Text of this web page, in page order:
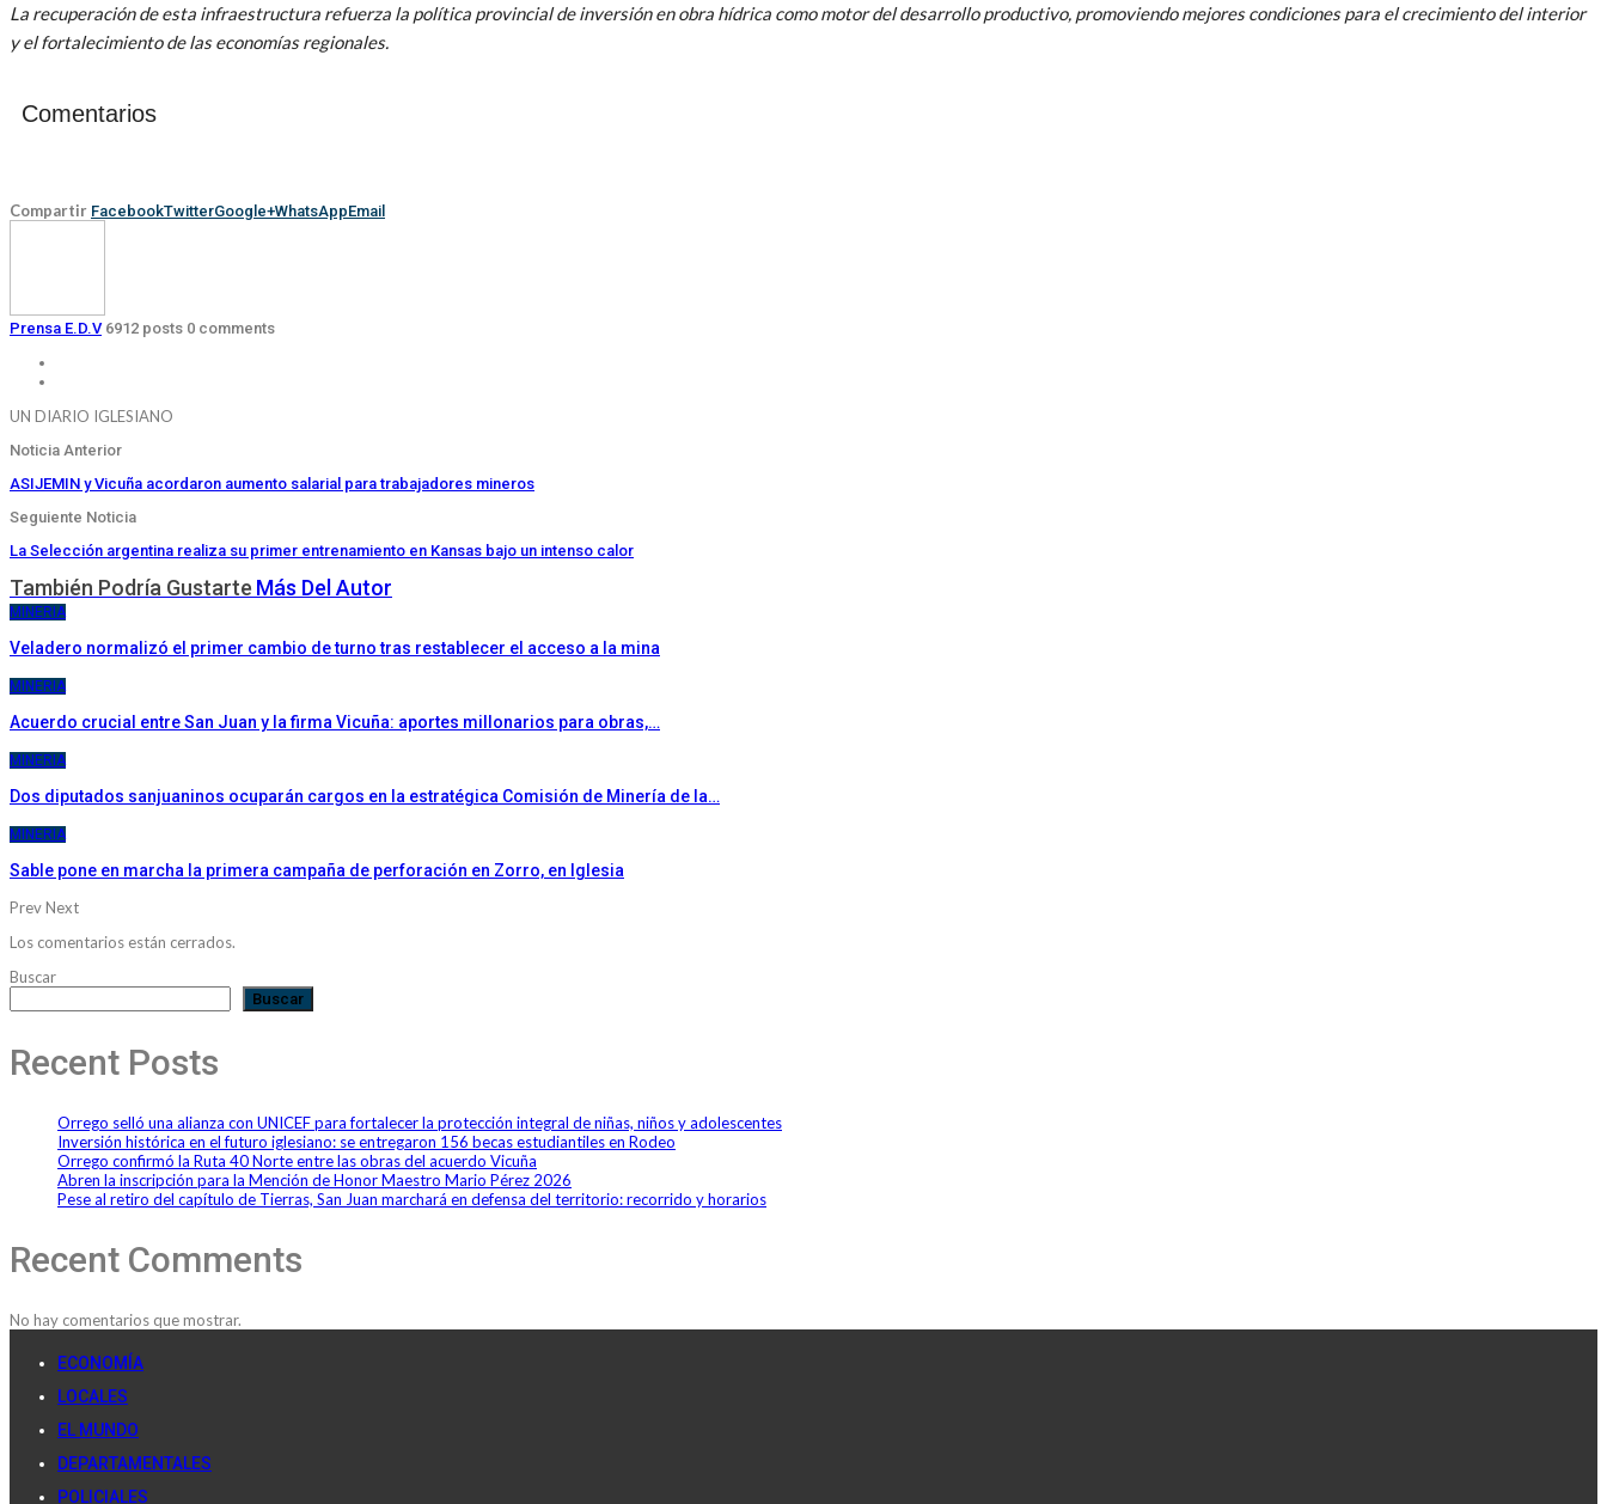
La recuperación de esta infraestructura refuerza la política provincial de inversión en obra hídrica como motor del desarrollo productivo, promoviendo mejores condiciones para el crecimiento del interior
y el fortalecimiento de las economías regionales.
Comentarios
Compartir FacebookTwitterGoogle+WhatsAppEmail
Prensa E.D.V 6912 posts 0 comments
UN DIARIO IGLESIANO
Noticia Anterior
ASIJEMIN y Vicuña acordaron aumento salarial para trabajadores mineros
Seguiente Noticia
La Selección argentina realiza su primer entrenamiento en Kansas bajo un intenso calor
También Podría Gustarte Más Del Autor
MINERIA
Veladero normalizó el primer cambio de turno tras restablecer el acceso a la mina
MINERIA
Acuerdo crucial entre San Juan y la firma Vicuña: aportes millonarios para obras,…
MINERIA
Dos diputados sanjuaninos ocuparán cargos en la estratégica Comisión de Minería de la…
MINERIA
Sable pone en marcha la primera campaña de perforación en Zorro, en Iglesia
PrevNext
Los comentarios están cerrados.
Buscar
Buscar
Recent Posts
Orrego selló una alianza con UNICEF para fortalecer la protección integral de niñas, niños y adolescentes
Inversión histórica en el futuro iglesiano: se entregaron 156 becas estudiantiles en Rodeo
Orrego confirmó la Ruta 40 Norte entre las obras del acuerdo Vicuña
Abren la inscripción para la Mención de Honor Maestro Mario Pérez 2026
Pese al retiro del capítulo de Tierras, San Juan marchará en defensa del territorio: recorrido y horarios
Recent Comments
No hay comentarios que mostrar.
ECONOMÍA
LOCALES
EL MUNDO
DEPARTAMENTALES
POLICIALES